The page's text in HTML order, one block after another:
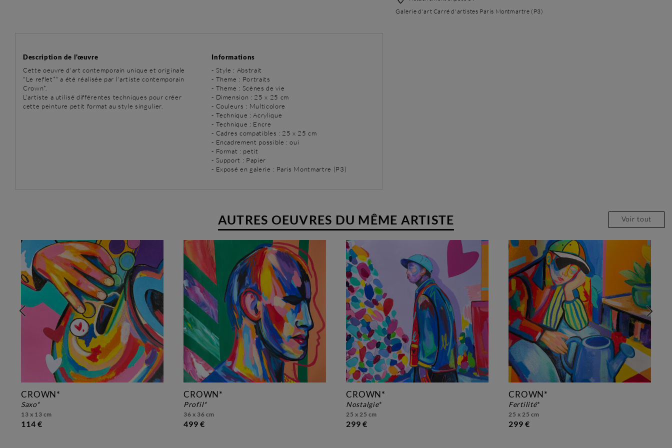
Galerie d'art Carré d'artistes Paris Montmartre (P3)
Description de l'œuvre
Cette oeuvre d'art contemporain unique et originale
"Le reflet*" a été réalisée par l'artiste contemporain
Crown*.
L'artiste a utilisé différentes techniques pour créer
cette peinture petit format au style singulier.
Informations
- Style : Abstrait
- Theme : Portraits
- Theme : Scènes de vie
- Dimension : 25 x 25 cm
- Couleurs : Multicolore
- Technique : Acrylique
- Technique : Encre
- Cadres compatibles : 25 x 25 cm
- Encadrement possible : oui
- Format : petit
- Support : Papier
- Exposé en galerie : Paris Montmartre (P3)
AUTRES OEUVRES DU MÊME ARTISTE Voir tout
CROWN*
saxo*
13 x 13 cm
114 €
CROWN*
profil*
36 x 36 cm
499 €
CROWN*
nostalgie*
25 x 25 cm
299 €
CROWN*
fertilité*
25 x 25 cm
299 €